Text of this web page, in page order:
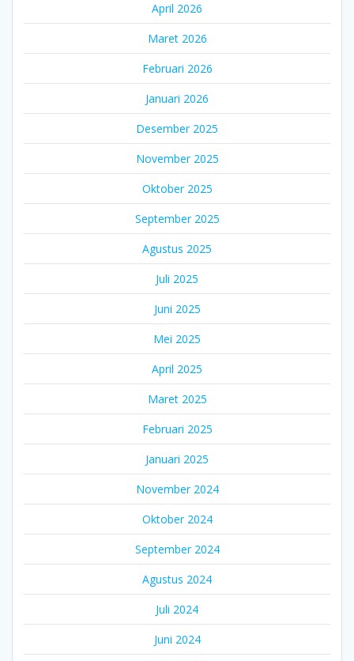
April 2026
Maret 2026
Februari 2026
Januari 2026
Desember 2025
November 2025
Oktober 2025
September 2025
Agustus 2025
Juli 2025
Juni 2025
Mei 2025
April 2025
Maret 2025
Februari 2025
Januari 2025
November 2024
Oktober 2024
September 2024
Agustus 2024
Juli 2024
Juni 2024